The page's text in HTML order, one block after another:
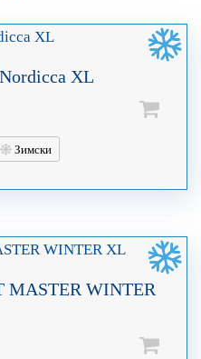
XL
Зимски
MASTER WINTER